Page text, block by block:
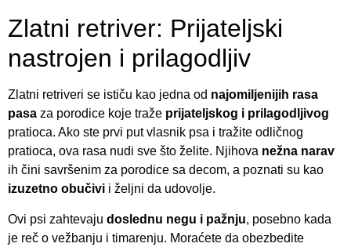
Zlatni retriver: Prijateljski
nastrojen i prilagodljiv
Zlatni retriveri se ističu kao jedna od najomiljenijih rasa
pasa za porodice koje traže prijateljskog i prilagodljivog
pratioca. Ako ste prvi put vlasnik psa i tražite odličnog
pratioca, ova rasa nudi sve što želite. Njihova nežna narav
ih čini savršenim za porodice sa decom, a poznati su kao
izuzetno obučivi i željni da udovolje.
Ovi psi zahtevaju doslednu negu i pažnju, posebno kada
je reč o vežbanju i timarenju. Moraćete da obezbedite